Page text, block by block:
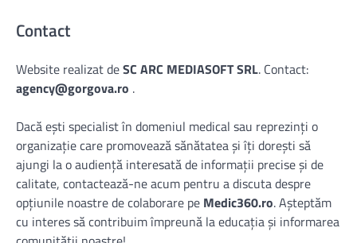
Contact
Website realizat deSC ARC MEDIASOFT SRL. Contact:
agency@gorgova.ro .
Dacă ești specialist în domeniul medical sau reprezinți o
organizație care promovează sănătatea și îți dorești să
ajungi la o audiență interesată de informații precise și de
calitate, contactează-ne acum pentru a discuta despre
opțiunile noastre de colaborare pe Medic360.ro. Așteptăm
cu interes să contribuim împreună la educația și informarea